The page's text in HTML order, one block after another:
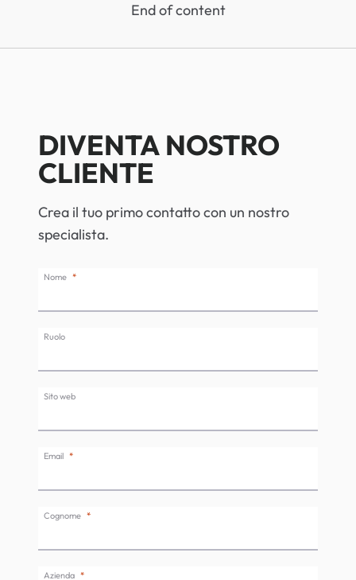
VOLUMI
LA
POSTA
DEL
End of content
DIVENTA NOSTRO
CLIENTE
Crea il tuo primo contatto con un nostro
specialista.
Nome
Ruolo
Sito web
Email
Cognome
Azienda